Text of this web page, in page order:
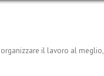
il lavoro al meglio,